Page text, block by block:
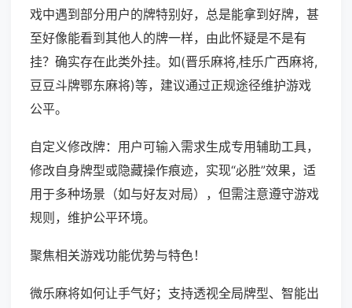
戏中遇到部分用户的牌特别好，总是能拿到好牌，甚
至好像能看到其他人的牌一样，由此怀疑是不是有
挂？确实存在此类外挂。如(晋乐麻将,桂乐广西麻将,
豆豆斗牌鄂东麻将)等，建议通过正规途径维护游戏
公平。
自定义修改牌：用户可输入需求生成专用辅助工具，
修改自身牌型或隐藏操作痕迹，实现“必胜”效果，适
用于多种场景（如与好友对局），但需注意遵守游戏
规则，维护公平环境。
聚焦相关游戏功能优势与特色！
微乐麻将如何让手气好；支持透视全局牌型、智能出